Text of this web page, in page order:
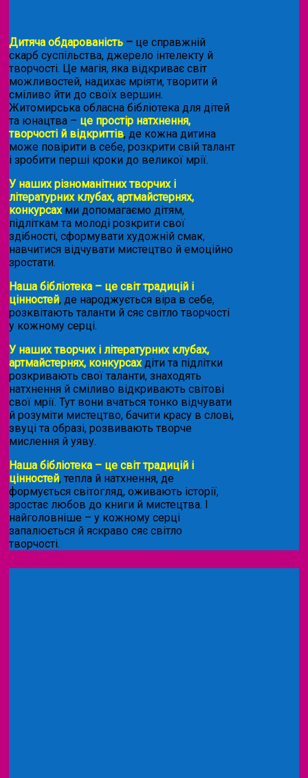
Дитяча обдарованість – це справжній
скарб суспільства, джерело інтелекту й
творчості. Це магія, яка відкриває світ
можливостей, надихає мріяти, творити й
сміливо йти до своїх вершин.
Житомирська обласна бібліотека для дітей
та юнацтва – це простір натхнення,
творчості й відкриттів, де кожна дитина
може повірити в себе, розкрити свій талант
і зробити перші кроки до великої мрії.
У наших різноманітних творчих і
літературних клубах, артмайстернях,
конкурсахми допомагаємо дітям,
підліткам та молоді розкрити свої
здібності, сформувати художній смак,
навчитися відчувати мистецтво й емоційно
зростати.
Наша бібліотека – це світ традицій і
цінностей, де народжується віра в себе,
розквітають таланти й сяє світло творчості
у кожному серці.
У наших творчих і літературних клубах,
артмайстернях, конкурсахдіти та підлітки
розкривають свої таланти, знаходять
натхнення й сміливо відкривають світові
свої мрії. Тут вони вчаться тонко відчувати
й розуміти мистецтво, бачити красу в слові,
звуці та образі, розвивають творче
мислення й уяву.
Наша бібліотека – це світ традицій і
цінностей, тепла й натхнення, де
формується світогляд, оживають історії,
зростає любов до книги й мистецтва. І
найголовніше – у кожному серці
запалюється й яскраво сяє світло
творчості.